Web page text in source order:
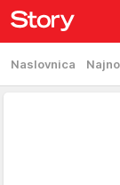
Naslovnica